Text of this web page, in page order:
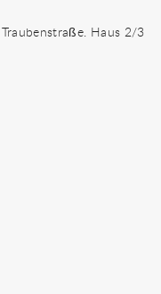
Haus 2/3